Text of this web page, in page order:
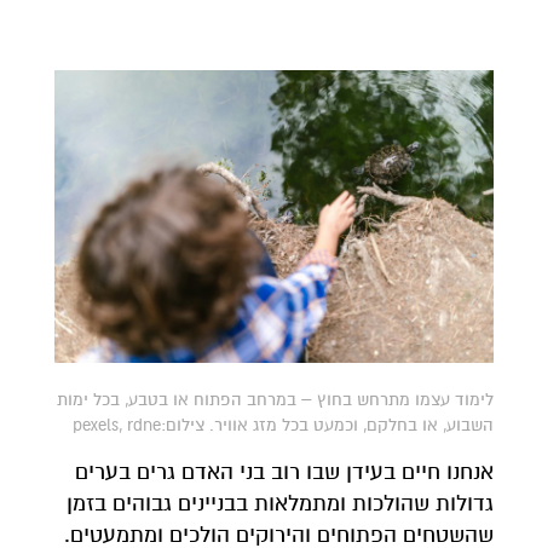
לימוד עצמו מתרחש בחוץ – במרחב הפתוח או בטבע, בכל ימות
השבוע, או בחלקם, וכמעט בכל מזג אוויר. צילום:pexels, rdne
אנחנו חיים בעידן שבו רוב בני האדם גרים בערים
גדולות שהולכות ומתמלאות בבניינים גבוהים בזמן
שהשטחים הפתוחים והירוקים הולכים ומתמעטים.